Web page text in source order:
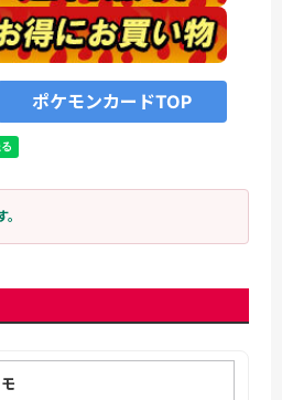
ポケモンカードTOP